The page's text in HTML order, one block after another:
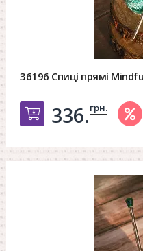
36196 Спиці прямі
Добавить в
336.грн.